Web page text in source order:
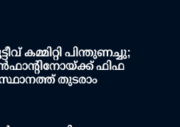
കമ്മിറ്റി പിന്തുണച്ചു;
ഫിഫ
തുടരാം